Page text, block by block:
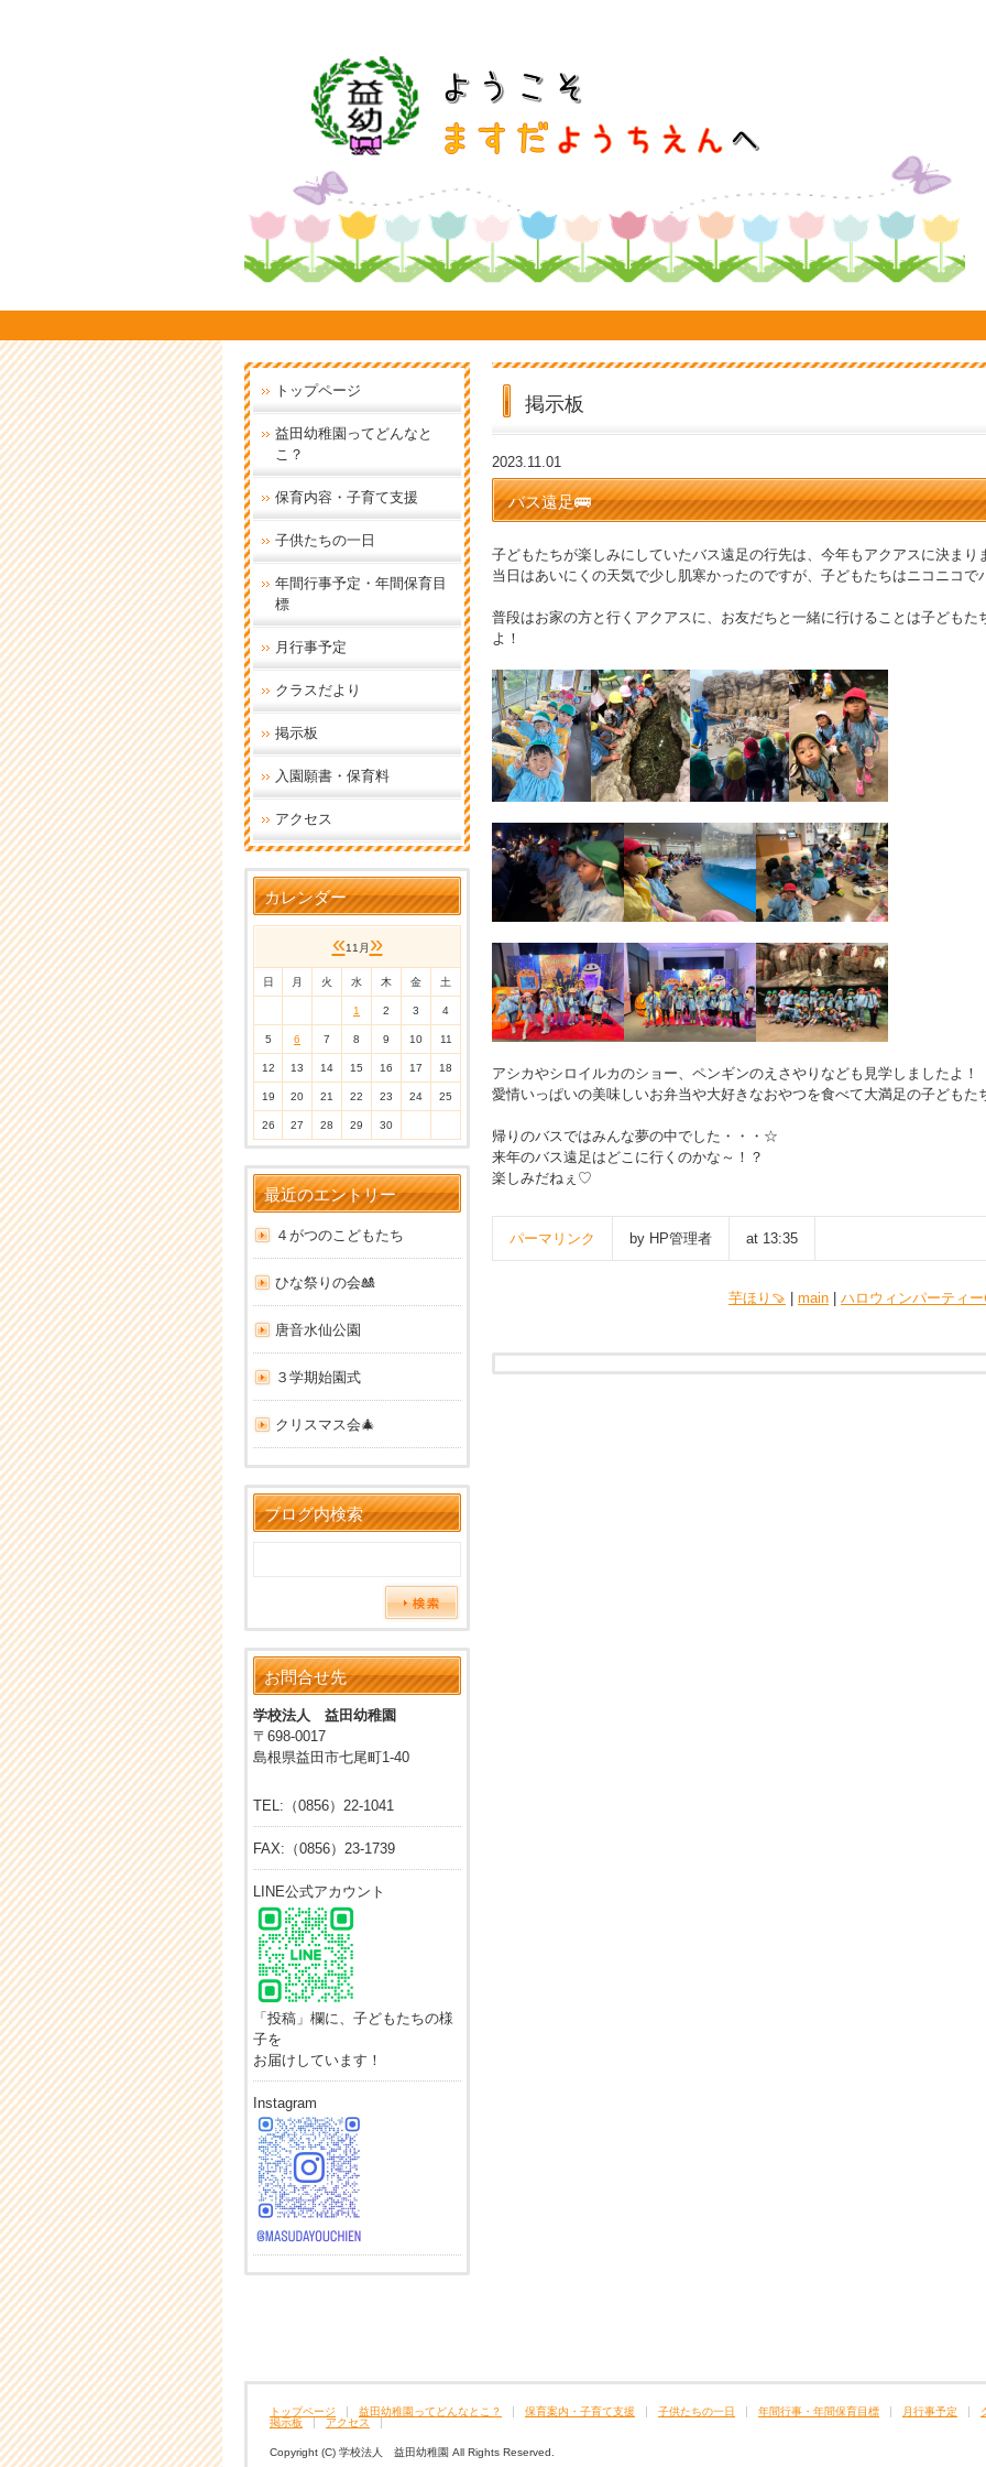
掲示板
2023.11.01
バス遠足🚌
子どもたちが楽しみにしていたバス遠足の行先は、今年もアクアスに決ま
当日はあいにくの天気で少し肌寒かったのですが、子どもたちはニコニコで
普段はお家の方と行くアクアスに、お友だちと一緒に行けることは子ども
よ！
アシカやシロイルカのショー、ペンギンのえさやりなども見学しましたよ！
愛情いっぱいの美味しいお弁当や大好きなおやつを食べて大満足の子ども
帰りのバスではみんな夢の中でした・・・☆
来年のバス遠足はどこに行くのかな～！？
楽しみだねぇ♡
パーマリンク by HP管理者 at 13:35
芋ほり🍠 main ハロウィンパーティ
トップページ
益田幼稚園ってどんなと
こ？
保育内容・子育て支援
子供たちの一日
年間行事予定・年間保育目
標
月行事予定
クラスだより
掲示板
入園願書・保育料
アクセス
カレンダー
«11月 »
日 月 火 水 木 金 土
1 2 3 4
5 6 7 8 9 10 11
12 13 14 15 16 17 18
19 20 21 22 23 24 25
26 27 28 29 30
最近のエントリー
４がつのこどもたち
ひな祭りの会🎎
唐音水仙公園
３学期始園式
クリスマス会🎄
ブログ内検索
お問合せ先
学校法人 益田幼稚園
〒698-0017
島根県益田市七尾町1-40
TEL:（0856）22-1041
FAX:（0856）23-1739
LINE公式アカウント
「投稿」欄に、子どもたちの様
子を
お届けしています！
Instagram
トップページ 益田幼稚園ってどんなとこ？ 保育案内・子育て支援 子供たちの一日 年間行事・年間保育目標 月行事予定
掲示板
アクセス
Copyright (C) 学校法人 益田幼稚園 All Rights Reserved.